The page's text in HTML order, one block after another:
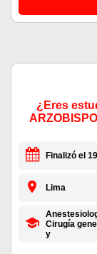
¿Eres
Finalizó el
Lima
Cirugía
y